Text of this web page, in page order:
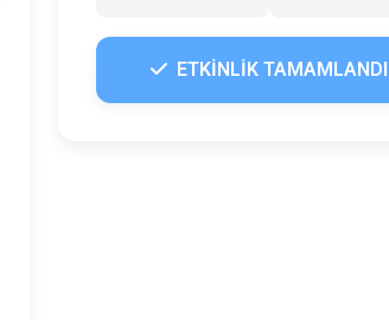
ETKİNLİK TAMAMLANDI